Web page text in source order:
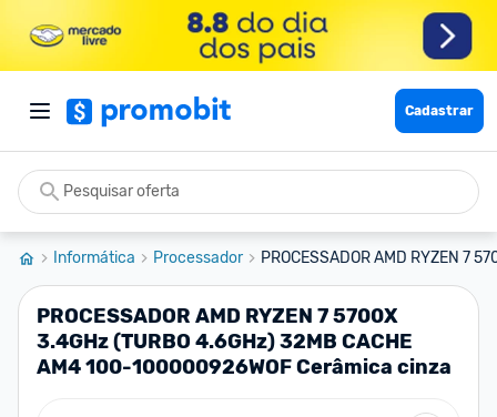
Cadastrar
Informática Processador PROCESSADOR AMD RYZEN 7
PROCESSADOR AMD RYZEN 7 5700X
3.4GHz (TURBO 4.6GHz) 32MB CACHE
AM4 100-100000926WOF Cerâmica cinza